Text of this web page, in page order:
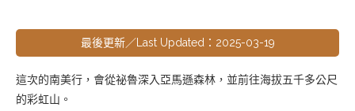
最後更新／Last Updated：2025-03-19
這次的南美行，會從祕魯深入亞馬遜森林，並前往海拔五千多公尺
的彩虹山。